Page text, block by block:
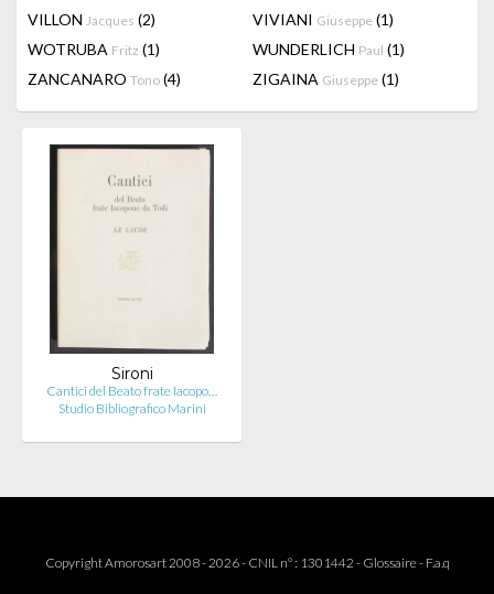
VILLON Jacques (2) VIVIANI Giuseppe (1)
WOTRUBA Fritz (1) WUNDERLICH Paul (1)
ZANCANARO Tono (4) ZIGAINA Giuseppe (1)
Sironi
Cantici del Beato frate Iacopo…
Studio Bibliografico Marini
Copyright Amorosart 2008 - 2026 - CNIL n° : 1301442 - Glossaire- F.a.q